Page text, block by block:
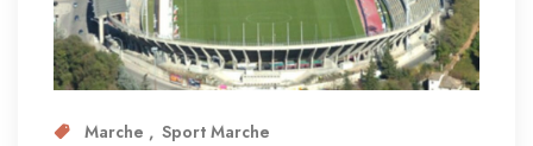
Marche Sport Marche